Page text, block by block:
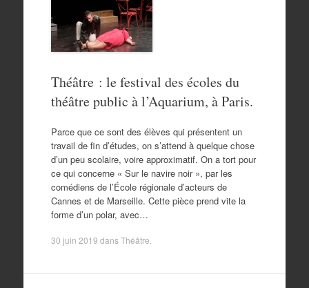
Théâtre : le festival des écoles du
théâtre public à l’Aquarium, à Paris.
Parce que ce sont des élèves qui présentent un
travail de fin d’études, on s’attend à quelque chose
d’un peu scolaire, voire approximatif. On a tort pour
ce qui concerne « Sur le navire noir », par les
comédiens de l’École régionale d’acteurs de
Cannes et de Marseille. Cette pièce prend vite la
forme d’un polar, avec…
30 juin 2019 dansThéâtre